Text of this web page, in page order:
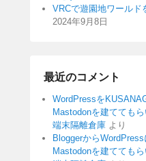
VRCで遊園地ワールド
2024年9月8日
最近のコメント
WordPressを
Mastodonを建てても
端末隔離倉庫 より
Bloggerから
Mastodonを建てても